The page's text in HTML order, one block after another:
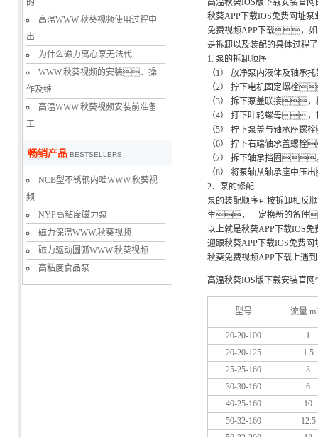
的
高温WWW.秋葵视频使用过程中
出
为什么磁力离心泵无法代
WWW.秋葵视频的安装、操
作及维
高温WWW.秋葵视频安装前准备
工
畅销产品 BESTSELLERS
NCB型不锈钢内啮WWW.秋葵视
频
NYP高粘度磁力泵
磁力保温WWW.秋葵视频
磁力驱动圆弧WWW.秋葵视频
高粘度食品泵
高温秋葵IOS版下载安装官网
秋葵APP下载IOS免费网址
免费视频APP下载，
是拆卸以及装配的具体过
1. 泵的拆卸顺序
（1） 放净泵内液体及轴承
（2） 拧下电机固定螺栓
（3） 拆下泵盖联接，
（4） 打下叶轮螺母
（5） 拧下泵盖与轴承座
（6） 拧下右端轴承盖螺
（7） 拆下轴承挡圈
（8） 将泵轴从轴承座中
2．泵的修配
泵的装配顺序可按拆卸相反
生，一定换新的备
以上就是秋葵APP下载IOS
迎跟秋葵APP下载IOS免费
秋葵免费视频APP下载上
高温秋葵IOS版下载安装官网
型号 流量
20-20-100
1
20-20-125
1.5
25-25-160
3
30-30-160
6
40-25-160
10
50-32-160
12.5